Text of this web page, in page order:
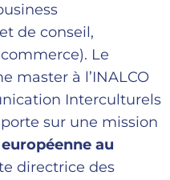
de conseil,
Le
master à l’INALCO
Interculturels
sur une mission
au
directrice des